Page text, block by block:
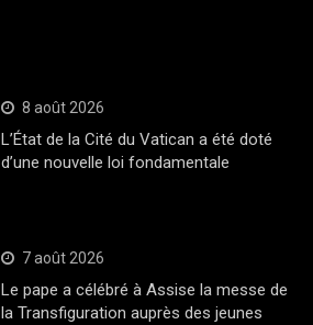
8 août 2026
L’État de la Cité du Vatican a été doté
d’une nouvelle loi fondamentale
7 août 2026
Le pape a célébré à Assise la messe de
la Transfiguration auprès des jeunes